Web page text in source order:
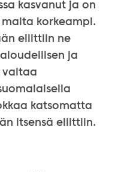
kasvanut ja on
maita korkeampi.
eliittiin ne
ja
valtaa
katsomatta
itsensä eliittiin.